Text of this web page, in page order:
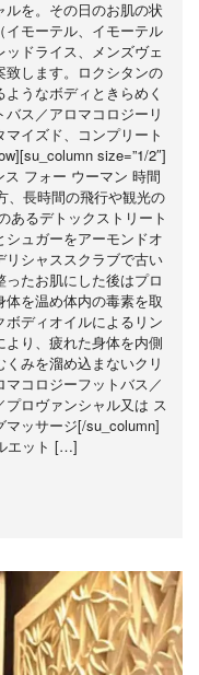
を。その日のお肌の状
モーテル、イモーテル
ドライス、メンズヴェ
致します。ロクシタンの
うなボディときらめく
ス／アロマコロジーリ
イズド、コンプリート
size=”1/2″]
フォー ウーマン 時間
、長時間の飛行や観光の
あるデトックストリート
ュガーをアーモンドオ
リシャススクラブで古い
たお肌にした後はプロ
を温め体内の毒素を取
ディオイルによるリン
り、疲れた身体を内側
みを溜め込まないクリ
コロジーフットバス／
ロヴァンシャル又は ス
ッサージ[/su_column]
エット […]